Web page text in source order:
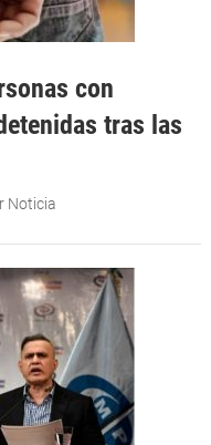
con
tras las
Noticia